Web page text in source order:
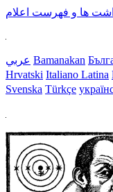
ها و فهرست اعلام
عربي Bamanakan
Hrvatski Italiano Latina
Svenska Türkçe